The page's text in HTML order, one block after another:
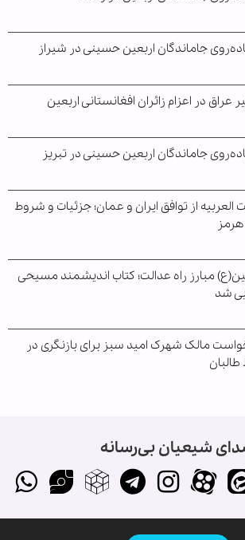
جاماندگان اربعین حسینی در شیراز
عراق در اعزام زائران افغانستانی اربعین
جاماندگان اربعین حسینی در تبریز
العربیه از توافق ایران و عمان؛ جزئیات و شروط
هرمز
مبارز راه عدالت؛ کتاب اندیشمند مسیحی
شد
مالک شهرک امید سبز برای بازنگری در
شیعیان بی‌رسانه